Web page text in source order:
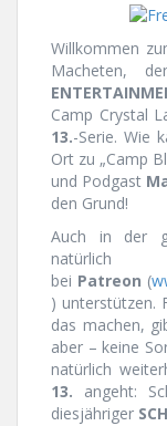
Willkommen
Macheten,
Camp Crystal
13.-Serie. Wie
Ort zu „Camp
und Podgast
den Grund!
Auch in der
bei Patreon (
) unterstützen.
das machen,
aber – keine
natürlich
13. angeht:
diesjähriger